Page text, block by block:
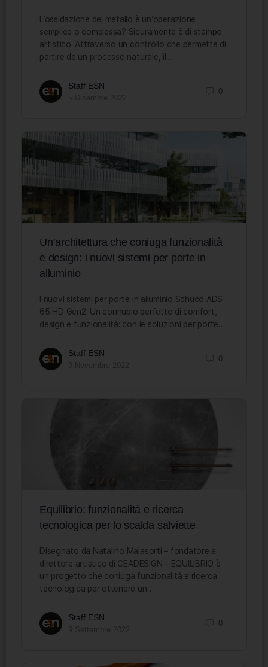
L’ossidazione del metallo è un’operazione
semplice o complessa? Sicuramente è di stampo
artistico. Attraverso un controllo che permette di
partire da un processo naturale, il…
Staff ESN
0
Un’architettura che coniuga funzionalità
e design: i nuovi sistemi per porte in
alluminio
I nuovi sistemi per porte in alluminio Schüco ADS
65 HD Gen2. Un connubio perfetto di comfort,
design e funzionalità: con le soluzioni per porte…
Staff ESN
0
Equilibrio: funzionalità e ricerca
tecnologica per lo scalda salviette
Disegnato da Natalino Malasorti – fondatore e
direttore artistico di CEADESIGN – EQUILIBRIO è
un progetto che coniuga funzionalità e ricerca
tecnologica per ottenere un…
Staff ESN
0